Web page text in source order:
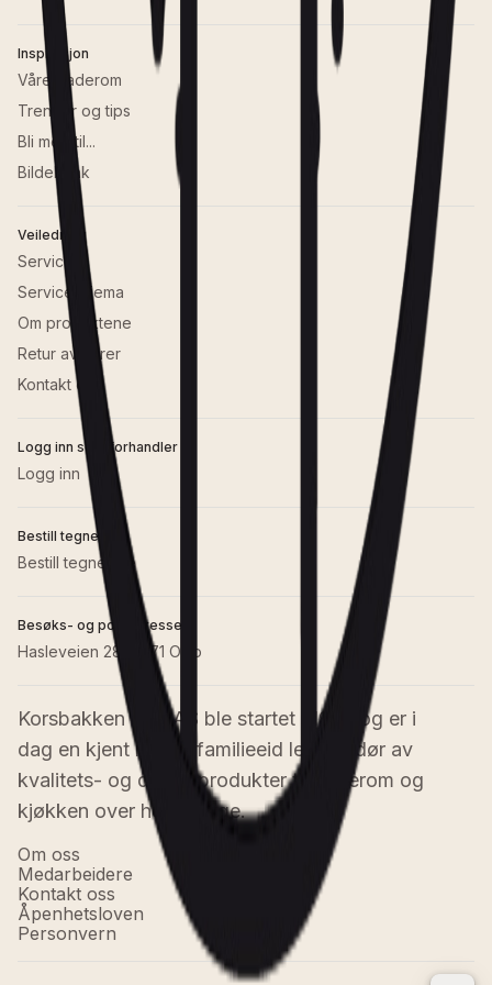
Inspirasjon
Våre baderom
Trender og tips
Bli med til...
Bildebank
Veiledning
Service
Serviceskjema
Om produktene
Retur av varer
Kontakt oss
Logg inn som forhandler
Logg inn
Bestill tegnetime
Bestill tegnetime
Besøks- og postadresse
Hasleveien 28, 0571 Oslo
Korsbakken Bad AS ble startet i 1976 og er i
dag en kjent norsk, familieeid leverandør av
kvalitets- og designprodukter til baderom og
kjøkken over hele Norge.
Om oss
Medarbeidere
Kontakt oss
Åpenhetsloven
Personvern